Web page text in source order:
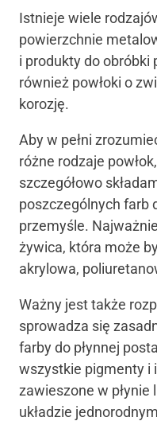
Istnieje wiele
powierzchnie
i produkty do
również powłoki o
korozję.
Aby w pełni
różne rodzaje
szczegółowo
poszczególnych farb
przemyśle.
żywica, która może
akrylowa,
Ważny jest także
sprowadza się
farby do płynnej
wszystkie pigmenty i
zawieszone w
układzie